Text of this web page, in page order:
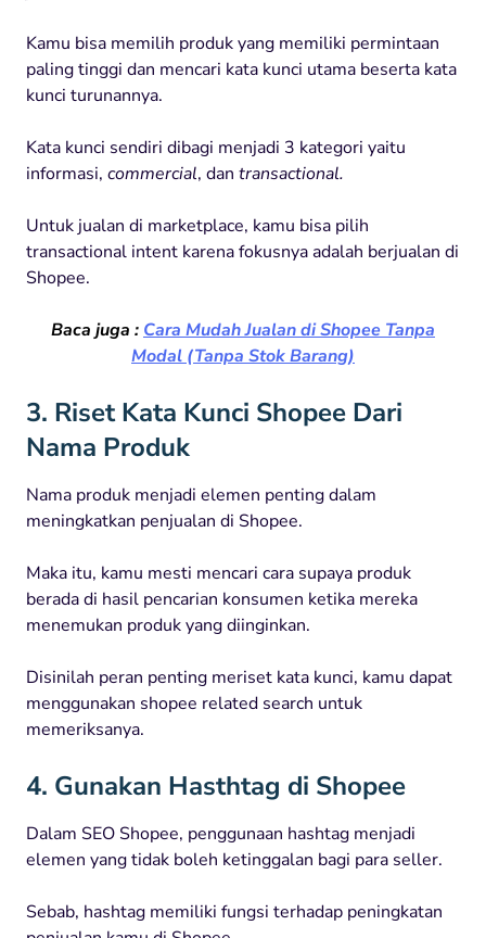
Kamu bisa memilih produk yang memiliki permintaan
paling tinggi dan mencari kata kunci utama beserta kata
kunci turunannya.
Kata kunci sendiri dibagi menjadi 3 kategori yaitu
informasi, commercial, dan transactional.
Untuk jualan di marketplace, kamu bisa pilih
transactional intent karena fokusnya adalah berjualan di
Shopee.
Baca juga : Cara Mudah Jualan di Shopee Tanpa
Modal (Tanpa Stok Barang)
3. Riset Kata Kunci Shopee Dari
Nama Produk
Nama produk menjadi elemen penting dalam
meningkatkan penjualan di Shopee.
Maka itu, kamu mesti mencari cara supaya produk
berada di hasil pencarian konsumen ketika mereka
menemukan produk yang diinginkan.
Disinilah peran penting meriset kata kunci, kamu dapat
menggunakan shopee related search untuk
memeriksanya.
4. Gunakan Hasthtag di Shopee
Dalam SEO Shopee, penggunaan hashtag menjadi
elemen yang tidak boleh ketinggalan bagi para seller.
Sebab, hashtag memiliki fungsi terhadap peningkatan